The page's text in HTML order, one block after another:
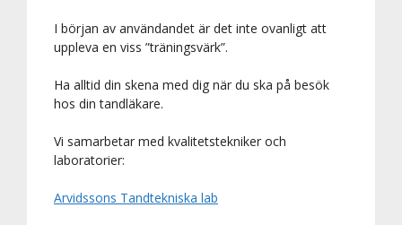
I början av användandet är det inte ovanligt att
uppleva en viss ”träningsvärk”.
Ha alltid din skena med dig när du ska på besök
hos din tandläkare.
Vi samarbetar med kvalitetstekniker och
laboratorier:
Arvidssons Tandtekniska lab